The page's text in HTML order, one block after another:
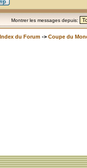
Montrer les messages depuis:
du Forum -> Coupe du